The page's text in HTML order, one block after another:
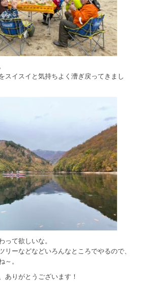
スイスイと気持ちよく漕ぎ戻ってきまし
って欲しいな。
リーなどなどいろんなところでやるので、
～。
ありがとうございます！